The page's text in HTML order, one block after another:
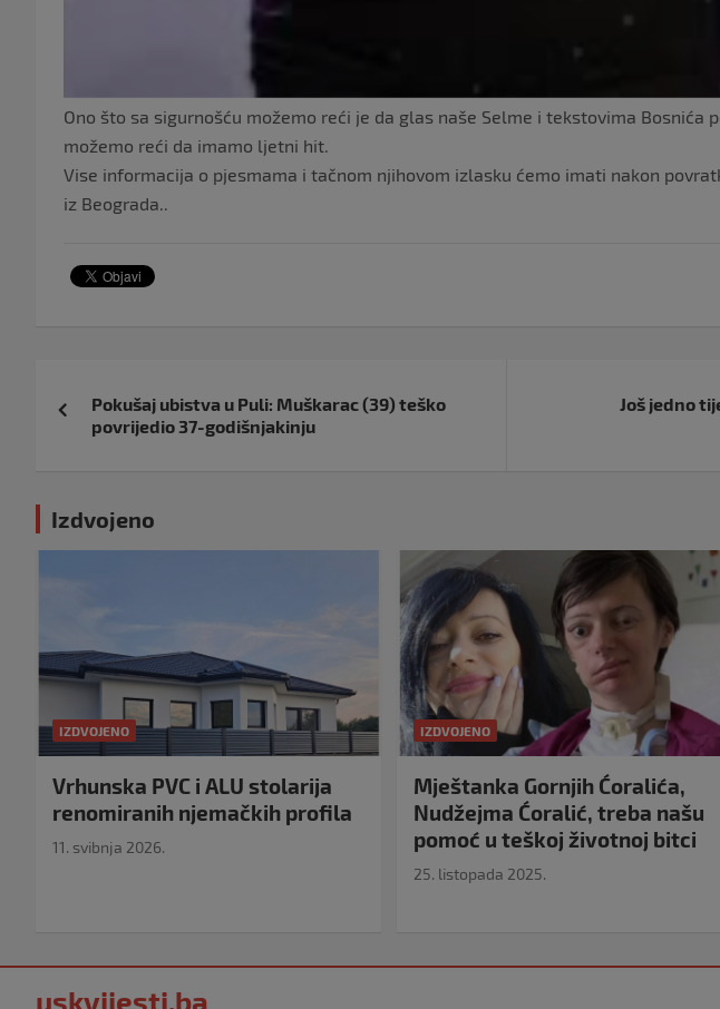
Ono što sa sigurnošću možemo reći je da glas naše Selme i tekstovima Bosnića
možemo reći da imamo ljetni hit.
Vise informacija o pjesmama i tačnom njihovom izlasku ćemo imati nakon
iz Beograda..
objava
Pokušaj ubistva u Puli: Muškarac (39) teško
povrijedio 37-godišnjakinju
Još jedno
Izdvojeno
IZDVOJENO
Vrhunska PVC i ALU stolarija
renomiranih njemačkih profila
11. svibnja 2026.
IZDVOJENO
Mještanka Gornjih Ćoralića,
Nudžejma Ćoralić, treba našu
pomoć u teškoj životnoj bitci
25. listopada 2025.
uskvijesti.ba